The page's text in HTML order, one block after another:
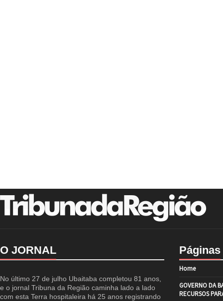
O JORNAL
No último 27 de julho Ubaitaba completou 81 anos,
e o jornal Tribuna da Região caminha lado a lado
com esta Terra hospitaleira há 25 anos registrando
Páginas
Home
GOVERNO DA
RECURSOS